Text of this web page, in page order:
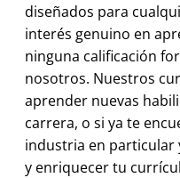
diseñados para
interés genuino en
ninguna calificación
nosotros. Nuestros
aprender nuevas
carrera, o si ya te
industria en particular
y enriquecer tu